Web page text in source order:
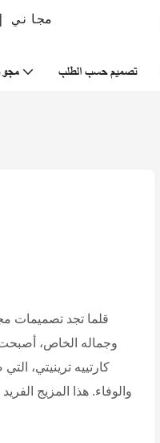
تصميم حسب الطلب
قلما تجد تصميمات
وجماله الخاص، أصبحت
والوفاء. هذا المزيج